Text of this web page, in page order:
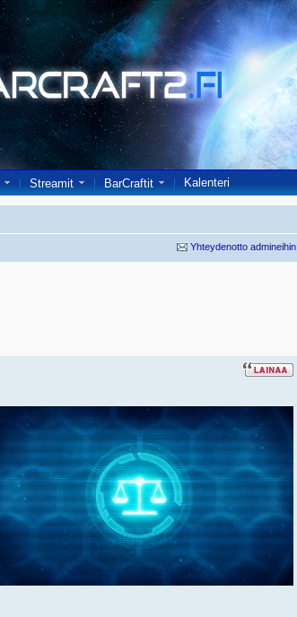
Streamit BarCraftit Kalenteri
Yhteydenotto admineihin